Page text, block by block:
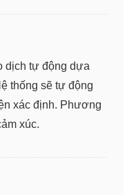
dịch tự động dựa
thống sẽ tự động
xác định. Phương
xúc.